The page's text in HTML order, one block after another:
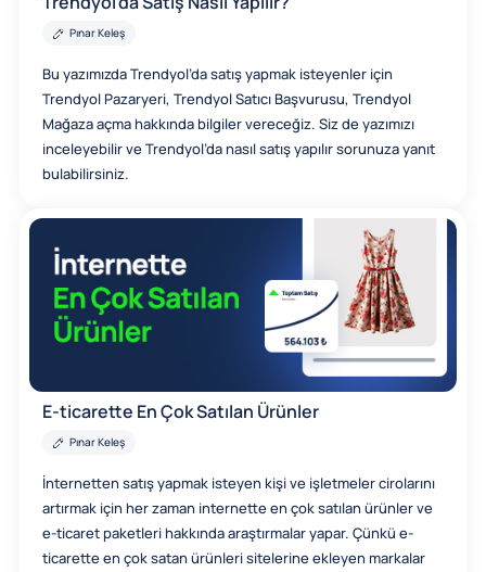
Pınar Keleş
Bu yazımızda Trendyol’da satış yapmak isteyenler için
Trendyol Pazaryeri, Trendyol Satıcı Başvurusu, Trendyol
Mağaza açma hakkında bilgiler vereceğiz. Siz de yazımızı
inceleyebilir ve Trendyol’da nasıl satış yapılır sorunuza yanıt
bulabilirsiniz.
E-ticarette En Çok Satılan Ürünler
Pınar Keleş
İnternetten satış yapmak isteyen kişi ve işletmeler cirolarını
artırmak için her zaman internette en çok satılan ürünler ve
e-ticaret paketleri hakkında araştırmalar yapar. Çünkü e-
ticarette en çok satan ürünleri sitelerine ekleyen markalar